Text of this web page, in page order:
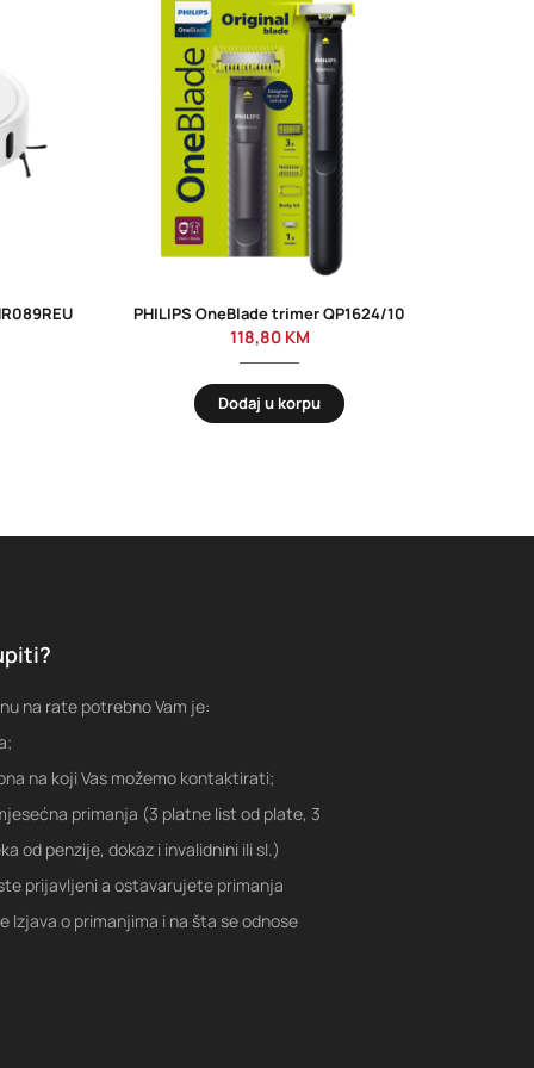
PHILIPS OneBlade trimer QP1624/10
118,80 KM
Dodaj u korpu
na rate potrebno Vam je:
na koji Vas možemo kontaktirati;
primanja (3 platne list od plate, 3
od penzije, dokaz i invalidnini ili sl.)
prijavljeni a ostavarujete primanja
Izjava o primanjima i na šta se odnose